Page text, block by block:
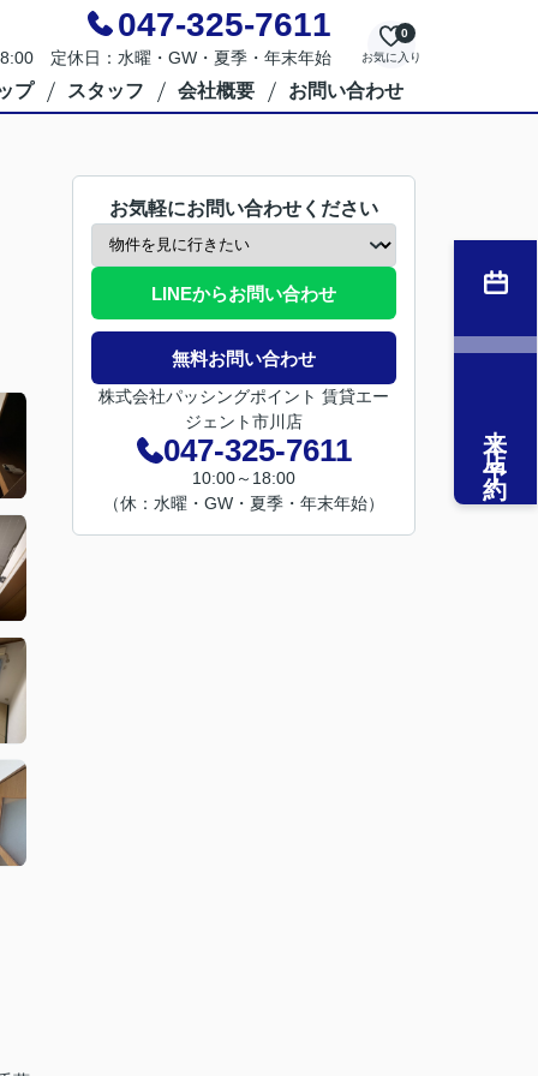
047-325-7611
定休日：水曜・GW・夏季・年末年始 お気に入り
0
プ スタッフ 会社概要 お問い合わせ
お気軽にお問い合わせください
LINEからお問い合わせ
無料お問い合わせ
株式会社パッシングポイント 賃貸エー
ジェント市川店
047-325-7611
10:00～18:00
（休：水曜・GW・夏季・年末年始）
来店予約